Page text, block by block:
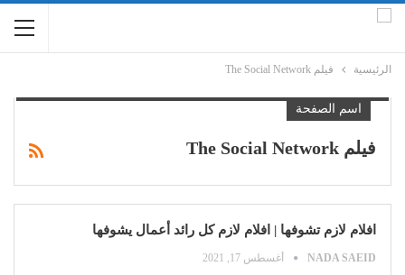
الرئيسية فيلم The Social Network
اسم الصفحة
فيلم The Social Network
افلام لازم تشوفها | افلام لازم كل رائد أعمال يشوفها
NADA SAEID أغسطس 17, 2021